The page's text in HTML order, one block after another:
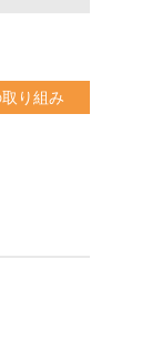
り組み